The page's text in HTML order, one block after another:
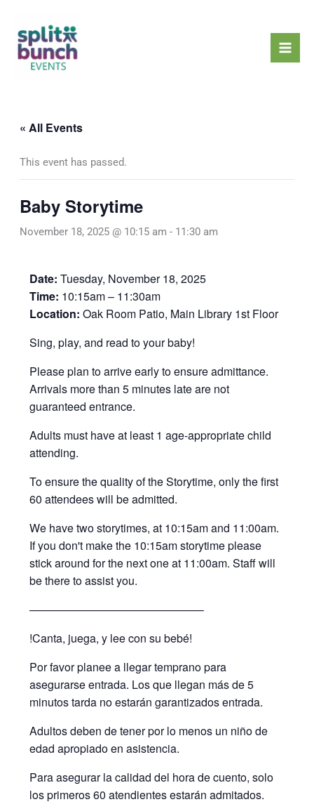
content
« All Events
This event has passed.
Baby Storytime
November 18, 2025 @ 10:15 am - 11:30 am
Date: Tuesday, November 18, 2025
Time: 10:15am – 11:30am
Location: Oak Room Patio, Main Library 1st Floor
Sing, play, and read to your baby!
Please plan to arrive early to ensure admittance.
Arrivals more than 5 minutes late are not
guaranteed entrance.
Adults must have at least 1 age-appropriate child
attending.
To ensure the quality of the Storytime, only the first
60 attendees will be admitted.
We have two storytimes, at 10:15am and 11:00am.
If you don't make the 10:15am storytime please
stick around for the next one at 11:00am. Staff will
be there to assist you.
———————————————–
!Canta, juega, y lee con su bebé!
Por favor planee a llegar temprano para
asegurarse entrada. Los que llegan más de 5
minutos tarda no estarán garantizados entrada.
Adultos deben de tener por lo menos un niño de
edad apropiado en asistencia.
Para asegurar la calidad del hora de cuento, solo
los primeros 60 atendientes estarán admitados.